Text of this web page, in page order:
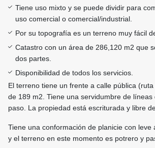
Tiene uso mixto y se puede dividir para
uso comercial o comercial/industrial.
Por su topografía es un terreno muy fácil
Catastro con un área de 286,120 m2 que
dos partes.
Disponibilidad de todos los servicios.
El terreno tiene un frente a calle pública
de 189 m2. Tiene una servidumbre de líneas
paso. La propiedad está escriturada y libre
Tiene una conformación de planicie con leve
y el terreno en este momento es potrero y